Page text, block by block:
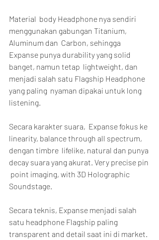
Material  body Headphone nya sendiri
menggunakan gabungan Titanium,
Aluminum dan  Carbon, sehingga
Expanse punya durability yang solid
banget, namun tetap  lightweight, dan
menjadi salah satu Flagship Headphone
yang paling  nyaman dipakai untuk long
listening.
Secara karakter suara,  Expanse fokus ke
linearity, balance through all spectrum,
dengan timbre  lifelike, natural dan punya
decay suara yang akurat. Very precise pin
point imaging, with 3D Holographic
Soundstage.
Secara teknis, Expanse menjadi salah
satu headphone Flagship paling
transparent and detail saat ini di market.